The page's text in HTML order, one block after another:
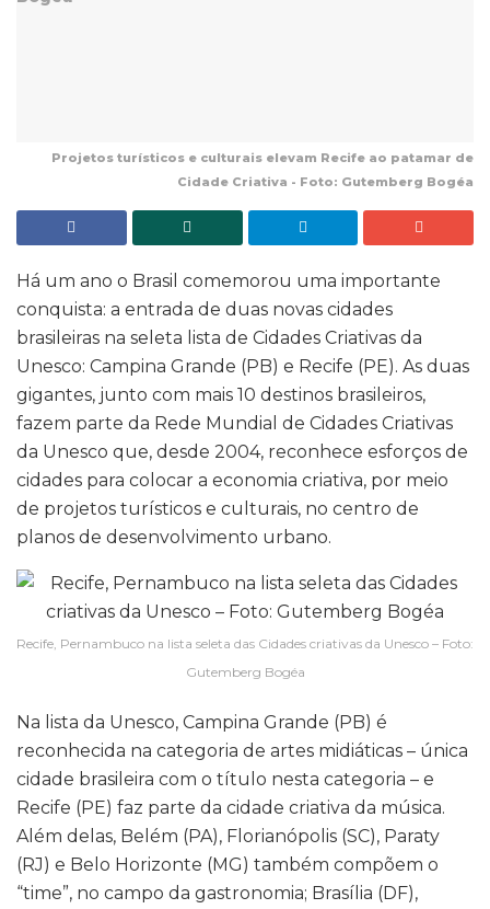
Projetos turísticos e culturais elevam Recife ao patamar de
Cidade Criativa - Foto: Gutemberg Bogéa
Há um ano o Brasil comemorou uma importante
conquista: a entrada de duas novas cidades
brasileiras na seleta lista de Cidades Criativas da
Unesco: Campina Grande (PB) e Recife (PE). As duas
gigantes, junto com mais 10 destinos brasileiros,
fazem parte da Rede Mundial de Cidades Criativas
da Unesco que, desde 2004, reconhece esforços de
cidades para colocar a economia criativa, por meio
de projetos turísticos e culturais, no centro de
planos de desenvolvimento urbano.
Recife, Pernambuco na lista seleta das Cidades criativas da Unesco – Foto:
Gutemberg Bogéa
Na lista da Unesco, Campina Grande (PB) é
reconhecida na categoria de artes midiáticas – única
cidade brasileira com o título nesta categoria – e
Recife (PE) faz parte da cidade criativa da música.
Além delas, Belém (PA), Florianópolis (SC), Paraty
(RJ) e Belo Horizonte (MG) também compõem o
“time”, no campo da gastronomia; Brasília (DF),